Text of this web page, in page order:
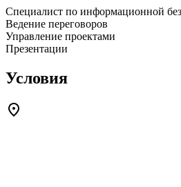
Специалист по информационной
Ведение переговоров
Управление проектами
Презентации
Условия